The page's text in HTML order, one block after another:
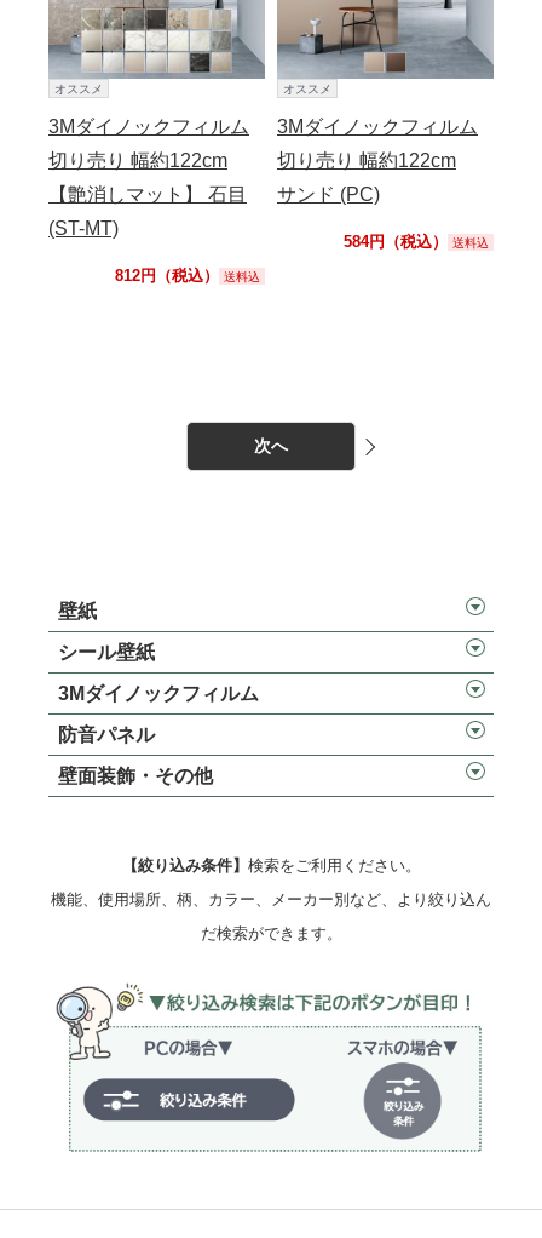
オススメ
3Mダイノックフィルム
切り売り 幅約122cm
【艶消しマット】 石目
(ST-MT)
812円（税込） 送料込
オススメ
3Mダイノックフィルム
切り売り 幅約122cm
サンド (PC)
584円（税込） 送料込
次へ
壁紙
シール壁紙
3Mダイノックフィルム
防音パネル
壁面装飾・その他
【絞り込み条件】 検索をご利用ください。
機能、使用場所、柄、カラー、メーカー別など、より絞り込ん
だ検索ができます。